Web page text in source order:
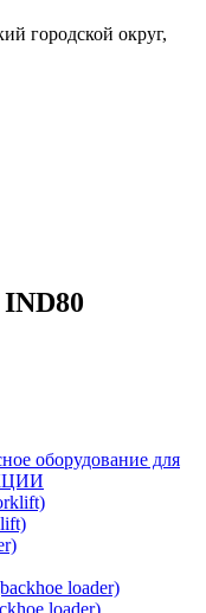
городской округ,
оборудование для
loader)